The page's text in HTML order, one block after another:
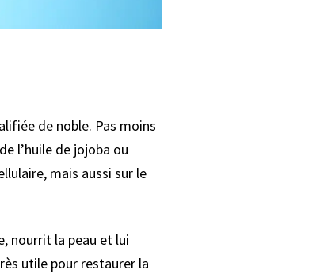
de noble. Pas moins
l’huile de jojoba ou
mais aussi sur le
nourrit la peau et lui
utile pour restaurer la